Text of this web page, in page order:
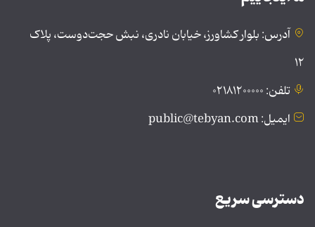
آدرس: بلوار کشاورز، خیابان نادری، نبش حجت‌دوست، پلاک
۱۲
تلفن: ۰۲۱۸۱۲۰۰۰۰۰
ایمیل: public@tebyan.com
دسترسی سریع